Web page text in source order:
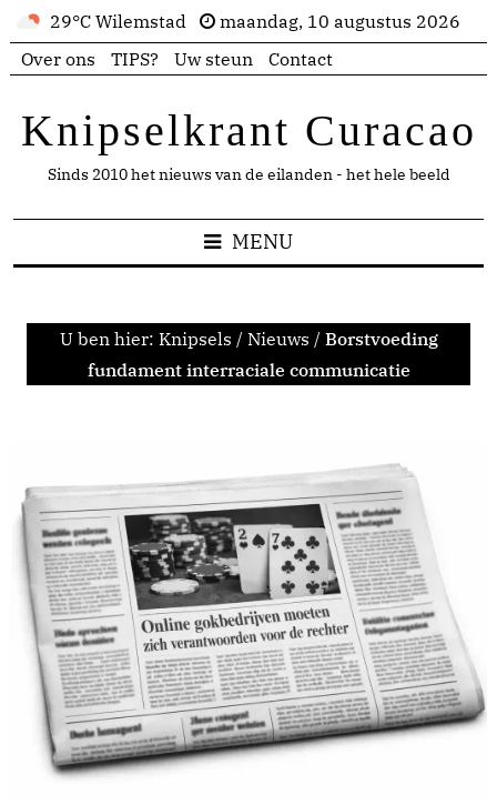
29°C Wilemstad
maandag, 10 augustus 2026
Over ons
TIPS? Uw steun Contact
Knipselkrant Curacao
Sinds 2010 het nieuws van de eilanden - het hele beeld
MENU
U ben hier: Knipsels / Nieuws / Borstvoeding
fundament interraciale communicatie